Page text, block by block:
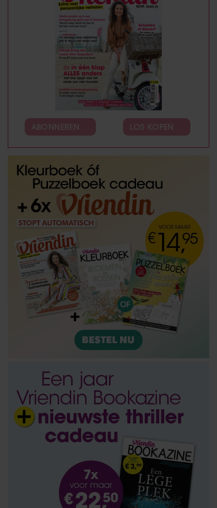
ABONNEREN LOS KOPEN